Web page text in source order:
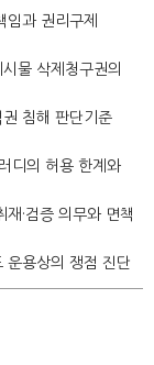
과 권리구제
물 삭제청구권의
침해 판단기준
디의 허용 한계와
·검증 의무와 면책
운용상의 쟁점 진단